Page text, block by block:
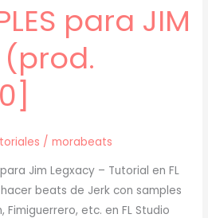
para JIM
(prod.
/morabeats
Jim Legxacy – Tutorial en FL
beats de Jerk con samples
Fimiguerrero, etc. en FL Studio